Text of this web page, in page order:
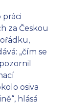
za Českou
„čím se
osiva
hlásá